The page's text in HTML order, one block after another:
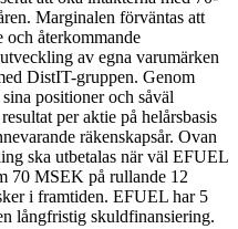
Marginalen förväntas att
och återkommande
av egna varumärken
DistIT-gruppen. Genom
positioner och såväl
per aktie på helårsbasis
räkenskapsår. Ovan
ska utbetalas när väl EFUEL
70 MSEK på rullande 12
i framtiden. EFUEL har 5
långfristig skuldfinansiering.